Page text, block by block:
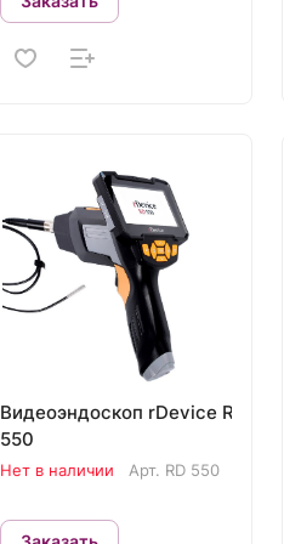
Видеоэндоскоп rDevice RD
550
Нет в наличии Арт. RD 550